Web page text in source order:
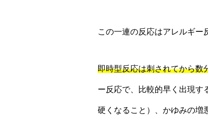
この一連の反応はアレルギー
即時型反応は刺されてから数
ー反応で、比較的早く出現す
硬くなること）、かゆみの増